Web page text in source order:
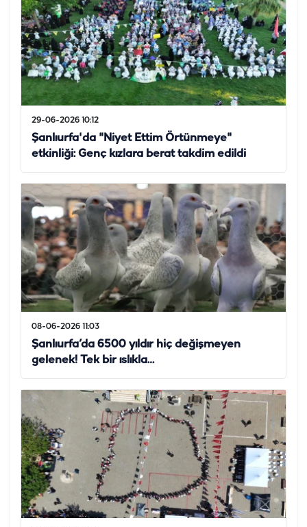
29-06-2026 10:12
Şanlıurfa'da "Niyet Ettim Örtünmeye"
etkinliği: Genç kızlara berat takdim edildi
08-06-2026 11:03
Şanlıurfa’da 6500 yıldır hiç değişmeyen
gelenek! Tek bir ıslıkla…